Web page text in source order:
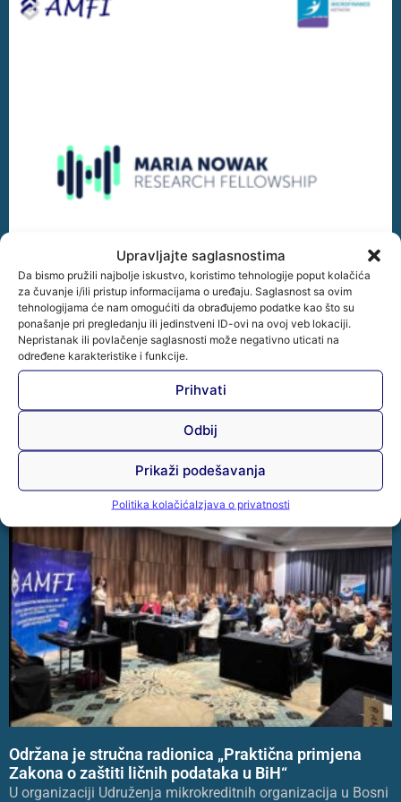
Upravljajte saglasnostima
Da bismo pružili najbolje iskustvo, koristimo tehnologije poput kolačića
za čuvanje i/ili pristup informacijama o uređaju. Saglasnost sa ovim
tehnologijama će nam omogućiti da obrađujemo podatke kao što su
ponašanje pri pregledanju ili jedinstveni ID-ovi na ovoj veb lokaciji.
Nepristanak ili povlačenje saglasnosti može negativno uticati na
određene karakteristike i funkcije.
Prihvati
Odbij
Prikaži podešavanja
Politika kolačićaIzjava o privatnosti
Otvoren poziv za istraživače – Maria Nowak
Research Fellowship 2026
Download – Maria Nowak – Research Fellowship Otvoren
poziv za istraživače – Maria Nowak Research Fellowship
2026 Udruženje mikrokreditnih organizacija u Bosni i
Hercegovini –
Održana je stručna radionica „Praktična primjena
Zakona o zaštiti ličnih podataka u BiH“
U organizaciji Udruženja mikrokreditnih organizacija u Bosni